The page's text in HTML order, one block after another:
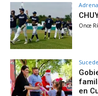
Once
en